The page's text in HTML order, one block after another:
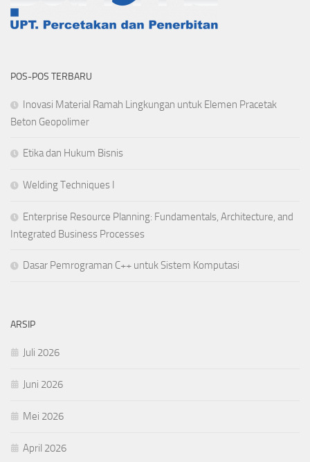
POS-POS TERBARU
Inovasi Material Ramah Lingkungan untuk Elemen Pracetak
Beton Geopolimer
Etika dan Hukum Bisnis
Welding Techniques I
Enterprise Resource Planning: Fundamentals, Architecture, and
Integrated Business Processes
Dasar Pemrograman C++ untuk Sistem Komputasi
ARSIP
Juli 2026
Juni 2026
Mei 2026
April 2026